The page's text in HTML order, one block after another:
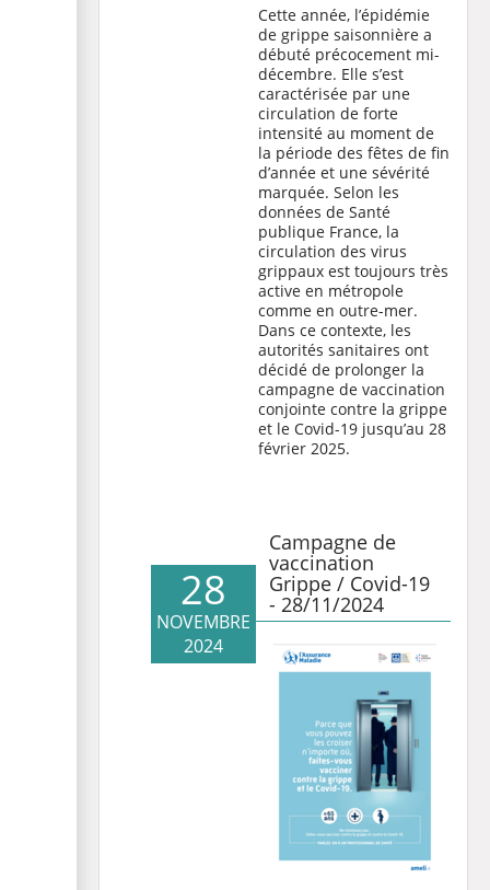
Cette année, l’épidémie
de grippe saisonnière a
débuté précocement mi-
décembre. Elle s’est
caractérisée par une
circulation de forte
intensité au moment de
la période des fêtes de fin
d’année et une sévérité
marquée. Selon les
données de Santé
publique France, la
circulation des virus
grippaux est toujours très
active en métropole
comme en outre-mer.
Dans ce contexte, les
autorités sanitaires ont
décidé de prolonger la
campagne de vaccination
conjointe contre la grippe
et le Covid-19 jusqu’au 28
février 2025.
Campagne de
vaccination
Grippe / Covid-19
- 28/11/2024
28
NOVEMBRE
2024